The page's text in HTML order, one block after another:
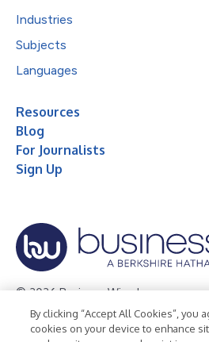
Industries
Subjects
Languages
Resources
Blog
For Journalists
Sign Up
© 2026 Business Wire, Inc.
Privacy Policy Cookie Policy
By clicking “Accept All Cookies”, you
cookies on your device to enhance